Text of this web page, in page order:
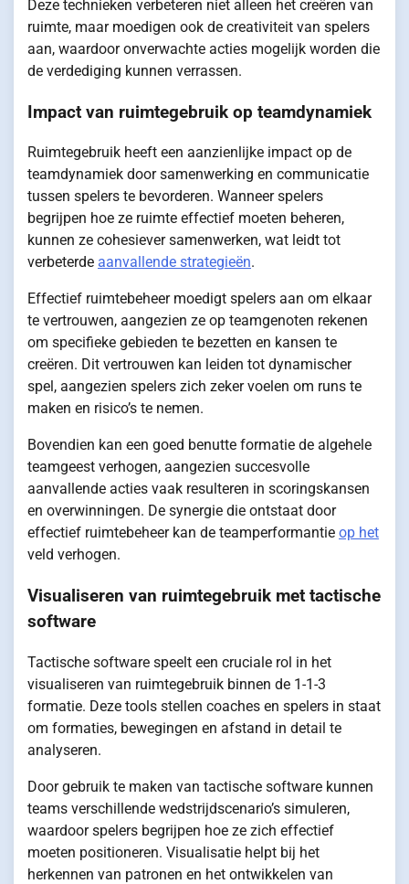
Deze technieken verbeteren niet alleen het creëren van
ruimte, maar moedigen ook de creativiteit van spelers
aan, waardoor onverwachte acties mogelijk worden die
de verdediging kunnen verrassen.
Impact van ruimtegebruik op teamdynamiek
Ruimtegebruik heeft een aanzienlijke impact op de
teamdynamiek door samenwerking en communicatie
tussen spelers te bevorderen. Wanneer spelers
begrijpen hoe ze ruimte effectief moeten beheren,
kunnen ze cohesiever samenwerken, wat leidt tot
verbeterde aanvallende strategieën.
Effectief ruimtebeheer moedigt spelers aan om elkaar
te vertrouwen, aangezien ze op teamgenoten rekenen
om specifieke gebieden te bezetten en kansen te
creëren. Dit vertrouwen kan leiden tot dynamischer
spel, aangezien spelers zich zeker voelen om runs te
maken en risico’s te nemen.
Bovendien kan een goed benutte formatie de algehele
teamgeest verhogen, aangezien succesvolle
aanvallende acties vaak resulteren in scoringskansen
en overwinningen. De synergie die ontstaat door
effectief ruimtebeheer kan de teamperformantie op het
veld verhogen.
Visualiseren van ruimtegebruik met tactische
software
Tactische software speelt een cruciale rol in het
visualiseren van ruimtegebruik binnen de 1-1-3
formatie. Deze tools stellen coaches en spelers in staat
om formaties, bewegingen en afstand in detail te
analyseren.
Door gebruik te maken van tactische software kunnen
teams verschillende wedstrijdscenario’s simuleren,
waardoor spelers begrijpen hoe ze zich effectief
moeten positioneren. Visualisatie helpt bij het
herkennen van patronen en het ontwikkelen van